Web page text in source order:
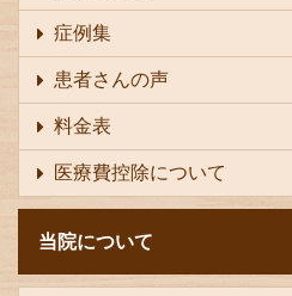
症例集
患者さんの声
料金表
医療費控除について
当院について